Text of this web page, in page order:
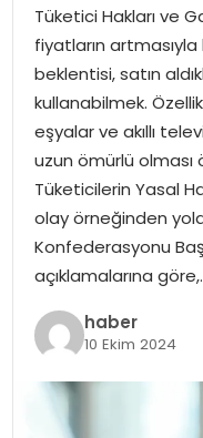
SPOR
EKONOMI
MAGAZIN
DÜNYA
OTOMOBIL
Tüketici Hakları ve
fiyatların
beklentisi, satın
kullanabilmek.
eşyalar ve akıllı
uzun ömürlü olması
Tüketicilerin Yasal
olay örneğinden
Konfederasyonu
açıklamalarına
haber
10 Ekim 2024